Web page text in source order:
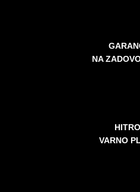
NA
VARNO